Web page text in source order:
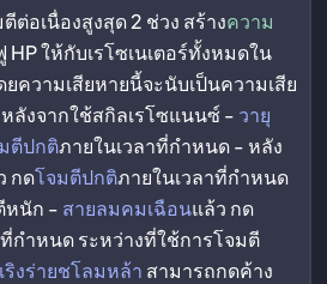
ต่อเนื่องสูงสุด 2 ช่วง สร้างความ
HP ให้กับเรโซเนเตอร์ทั้งหมดใน
ความเสียหายนี้จะนับเป็นความเสีย
ลังจากใช้สกิลเรโซแนนซ์ - วายุ
ตีปกติภายในเวลาที่กำหนด - หลัง
กดโจมตีปกติภายในเวลาที่กำหนด
หนัก - สายลมคมเฉือนแล้ว กด
กำหนด ระหว่างที่ใช้การโจมตี
ริงร่ายชโลมหล้า สามารถกดค้าง